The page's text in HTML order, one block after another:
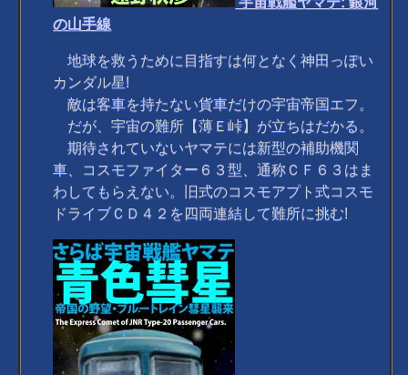
の山手線
地球を救うために目指すは何となく神田っぽい
カンダル星!
敵は客車を持たない貨車だけの宇宙帝国エフ。
だが、宇宙の難所【薄Ｅ峠】が立ちはだかる。
期待されていないヤマテには新型の補助機関
車、コスモファイター６３型、通称ＣＦ６３はま
わしてもらえない。旧式のコスモアプト式コスモ
ドライブＣＤ４２を四両連結して難所に挑む!